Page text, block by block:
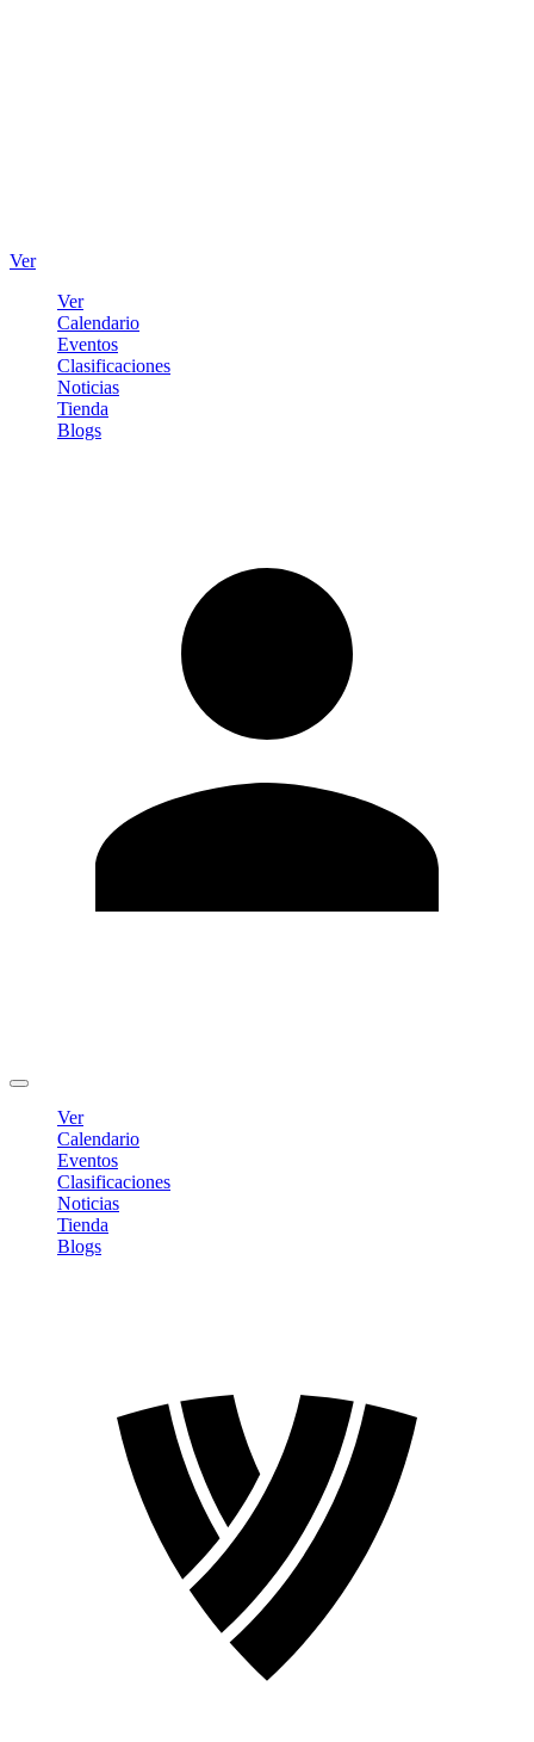
Ver
Ver
Calendario
Eventos
Clasificaciones
Noticias
Tienda
Blogs
Ver
Calendario
Eventos
Clasificaciones
Noticias
Tienda
Blogs